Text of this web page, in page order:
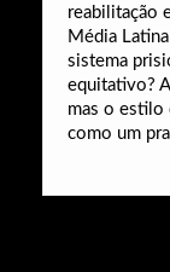
reabilitação
Média
sistema
equitativo?
mas o estilo
como um